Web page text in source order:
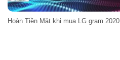
Hoàn Tiền Mặt khi mua LG gram 2020